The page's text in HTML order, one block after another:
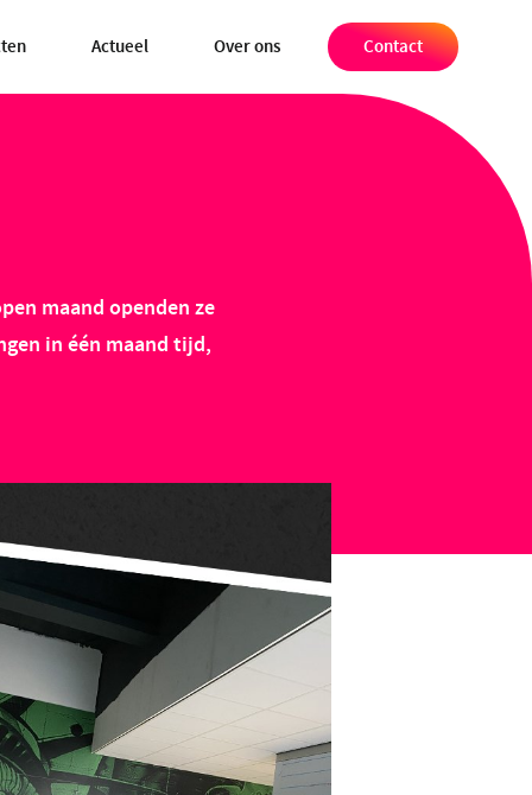
Actueel Over ons Contact
maand openden ze
in één maand tijd,